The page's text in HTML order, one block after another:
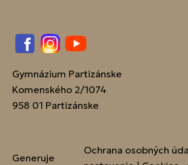
FacebookInstagram
YouTube
Gymnázium Partizánske
Komenského 2/1074
958 01 Partizánske
Generuje
Ochrana osobných